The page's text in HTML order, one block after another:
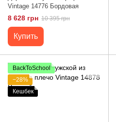
Vintage 14776 Бордовая
8 628 грн 10 395 грн
Купить
BackToSchool
−28%
Кешбек